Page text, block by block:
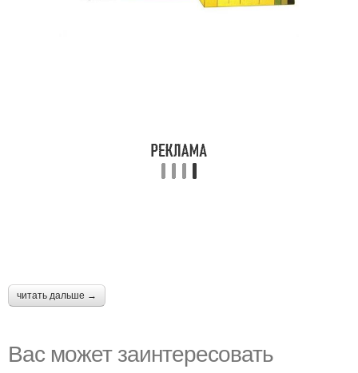
читать дальше →
Вас может заинтересовать